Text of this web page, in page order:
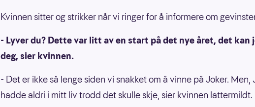
Kvinnen sitter og strikker når vi ringer for å informere om
- Lyver du? Dette var litt av en start på det nye året, det kan
deg, sier kvinnen.
- Det er ikke så lenge siden vi snakket om å vinne på Joker. Men,
hadde aldri i mitt liv trodd det skulle skje, sier kvinnen lattermildt.